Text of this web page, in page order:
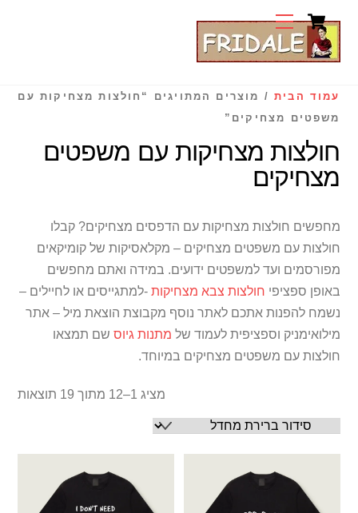
content
MenuCart
עמוד הבית / מוצרים המתויגים “חולצות מצחיקות עם
משפטים מצחיקים”
חולצות מצחיקות עם משפטים
מצחיקים
מחפשים חולצות מצחיקות עם הדפסים מצחיקים? קבלו
חולצות עם משפטים מצחיקים – מקלאסיקות של קומיקאים
מפורסמים ועד למשפטים ידועים. במידה ואתם מחפשים
באופן ספציפי חולצות צבא מצחיקות -למתגייסים או לחיילים –
נשמח להפנות אתכם לאתר נוסף מקבוצת הוצאת מיל – אתר
מילואימניק וספציפית לעמוד של מתנות גיוס שם תמצאו
חולצות עם משפטים מצחיקים במיוחד.
מציג 1–12 מתוך 19 תוצאות